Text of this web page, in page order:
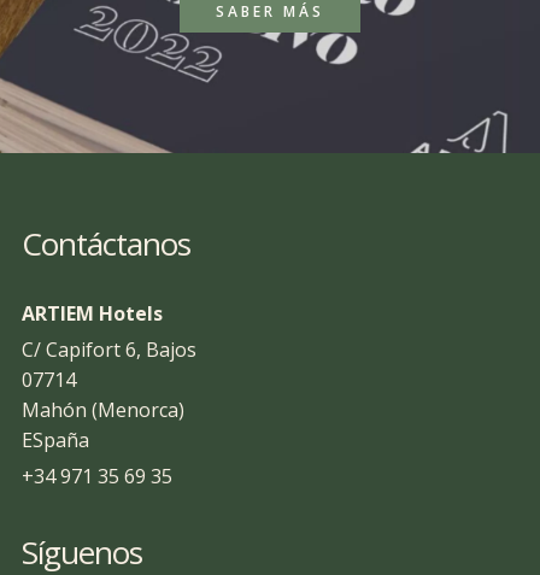
SABER MÁS
Contáctanos
ARTIEM Hotels
C/ Capifort 6, Bajos
07714
Mahón (Menorca)
ESpaña
+34 971 35 69 35
Síguenos